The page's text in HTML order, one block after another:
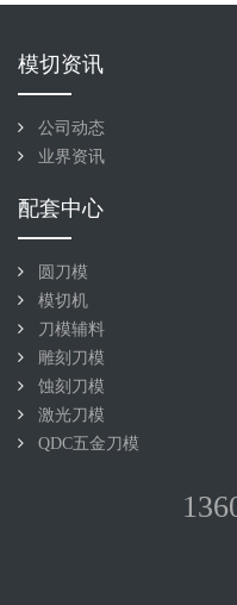
模切资讯
公司动态
业界资讯
配套中心
圆刀模
模切机
刀模辅料
雕刻刀模
蚀刻刀模
激光刀模
QDC五金刀模